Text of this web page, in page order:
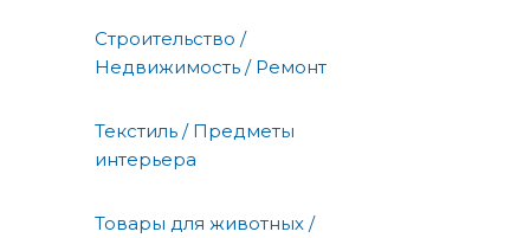
Строительство /
Недвижимость / Ремонт
Текстиль / Предметы
интерьера
Товары для животных /